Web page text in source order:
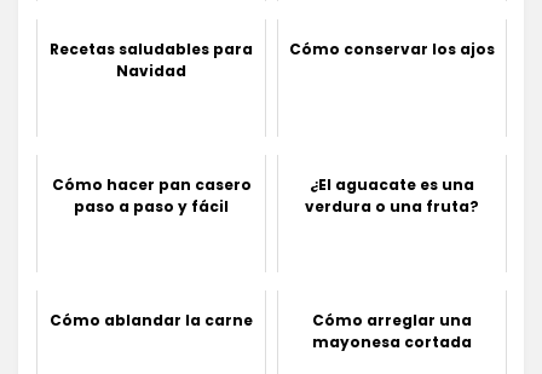
Recetas saludables para
Navidad
Cómo conservar los ajos
Cómo hacer pan casero
paso a paso y fácil
¿El aguacate es una
verdura o una fruta?
Cómo ablandar la carne
Cómo arreglar una
mayonesa cortada